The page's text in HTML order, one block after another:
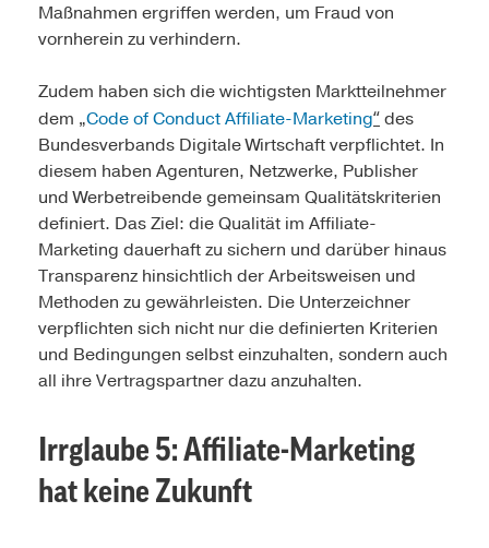
Maßnahmen ergriffen werden, um Fraud von
vornherein zu verhindern.
Zudem haben sich die wichtigsten Marktteilnehmer
dem „Code of Conduct Affiliate-Marketing“des
Bundesverbands Digitale Wirtschaft verpflichtet. In
diesem haben Agenturen, Netzwerke, Publisher
und Werbetreibende gemeinsam Qualitätskriterien
definiert. Das Ziel: die Qualität im Affiliate-
Marketing dauerhaft zu sichern und darüber hinaus
Transparenz hinsichtlich der Arbeitsweisen und
Methoden zu gewährleisten. Die Unterzeichner
verpflichten sich nicht nur die definierten Kriterien
und Bedingungen selbst einzuhalten, sondern auch
all ihre Vertragspartner dazu anzuhalten.
Irrglaube 5: Affiliate-Marketing
hat keine Zukunft